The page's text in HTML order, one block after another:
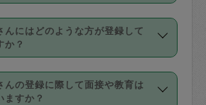
カジさんの交通費も、依頼料
と合わせてお支払いとなりま
示されます。
定期の場合は３回以上のキャ
償（1200円、隔週定期の場合
のキャンセルが有償（1200
時～１２時
時～１６時
時～２１時
２時間前後変更することが可
収納、洗濯、買い物、料理、
す。タスカジさんによってで
範囲が異なりますので、依頼
スカジさんのプロフィールで
ださい。
んにはどのような方が登録して
か？
長年の家事経験をお持ちの
・調理師といった資格者で保
んの登録に際して面接や教育は
ますか？